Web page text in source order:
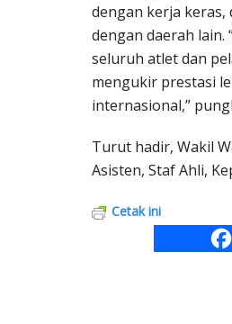
dengan kerja
dengan daerah lain.
seluruh atlet dan
mengukir prestasi
internasional,”
Turut hadir, Wakil
Asisten, Staf Ahli,
Cetak ini